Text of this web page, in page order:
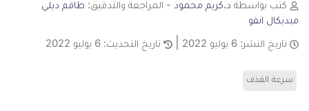
كتب بواسطة د.كريم محمود - المراجعة والتدقيق: طاقم ديلي
ميديكال انفو
تاريخ النشر: 6 يوليو 2022 تاريخ التحديث: 6 يوليو 2022
سرعة القذف